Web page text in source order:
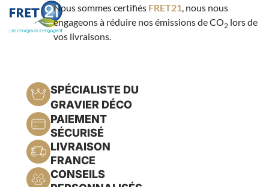
Nous sommes certifiés FRET21, nous nous
engageons à réduire nos émissions de CO2lors de
vos livraisons.
SPÉCIALISTE DU
GRAVIER DÉCO
PAIEMENT
SÉCURISÉ
LIVRAISON
FRANCE
CONSEILS